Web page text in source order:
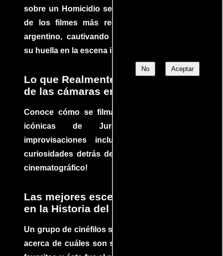
No Aceptar
sobre un Homicidio se ha convertido en uno
de los filmes más recomendados del cine
argentino, cautivando audiencias y dejando
su huella en la escena internacional.
Lo que Realmente Sucedió detrás
de las cámaras en Jurassic Park
Conoce cómo se filmaron algunas escenas
icónicas de Jurassic Park, con
improvisaciones incluidas. ¡Descubre las
curiosidades detrás del rodaje de un clásico
cinematográfico!
Las mejores escenas de acción
en la Historia del cine
Un grupo de cinéfilos se juntaron para debatir
acerca de cuáles son sus escenas de acción